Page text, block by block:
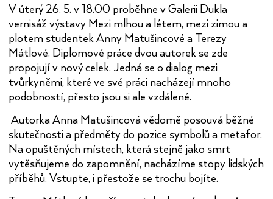
V úterý 26. 5. v 18.00 proběhne v Galerii Dukla
vernisáž výstavy Mezi mlhou a létem, mezi zimou a
plotem studentek Anny Matušincové a Terezy
Mátlové. Diplomové práce dvou autorek se zde
propojují v nový celek. Jedná se o dialog mezi
tvůrkyněmi, které ve své práci nacházejí mnoho
podobností, přesto jsou si ale vzdálené.
Autorka Anna Matušincová vědomě posouvá běžné
skutečnosti a předměty do pozice symbolů a metafor.
Na opuštěných místech, která stejně jako smrt
vytěsňujeme do zapomnění, nacházíme stopy lidských
příběhů. Vstupte, i přestože se trochu bojíte.